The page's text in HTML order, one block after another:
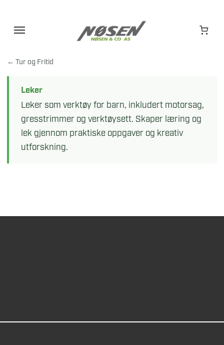
← Tur og Fritid
Leker
Leker som verktøy for barn, inkludert motorsag,
gresstrimmer og verktøysett. Skaper læring og
lek gjennom praktiske oppgaver og kreativ
utforskning.